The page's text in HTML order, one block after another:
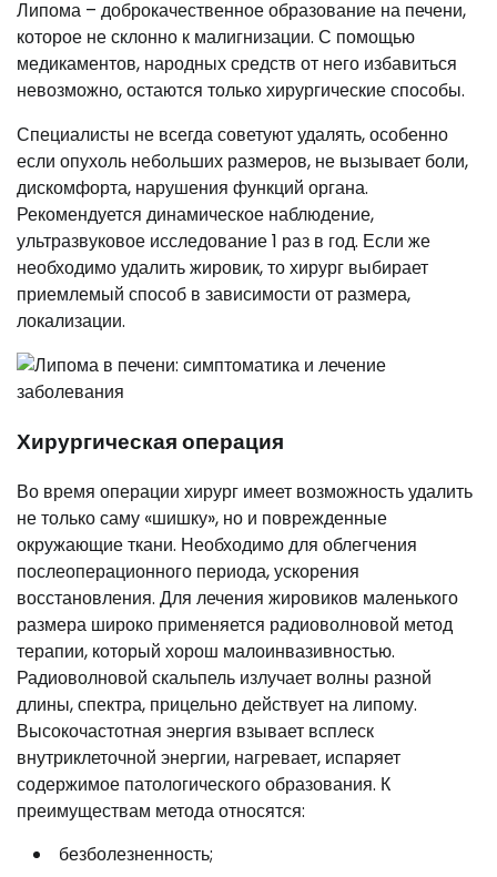
Липома – доброкачественное образование на печени,
которое не склонно к малигнизации. С помощью
медикаментов, народных средств от него избавиться
невозможно, остаются только хирургические способы.
Специалисты не всегда советуют удалять, особенно
если опухоль небольших размеров, не вызывает боли,
дискомфорта, нарушения функций органа.
Рекомендуется динамическое наблюдение,
ультразвуковое исследование 1 раз в год. Если же
необходимо удалить жировик, то хирург выбирает
приемлемый способ в зависимости от размера,
локализации.
Хирургическая операция
Во время операции хирург имеет возможность удалить
не только саму «шишку», но и поврежденные
окружающие ткани. Необходимо для облегчения
послеоперационного периода, ускорения
восстановления. Для лечения жировиков маленького
размера широко применяется радиоволновой метод
терапии, который хорош малоинвазивностью.
Радиоволновой скальпель излучает волны разной
длины, спектра, прицельно действует на липому.
Высокочастотная энергия взывает всплеск
внутриклеточной энергии, нагревает, испаряет
содержимое патологического образования. К
преимуществам метода относятся:
безболезненность;